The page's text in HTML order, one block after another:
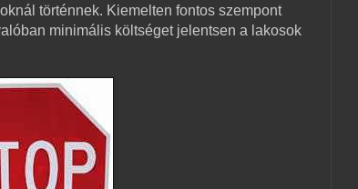
történnek. Kiemelten fontos szempont
minimális költséget jelentsen a lakosok